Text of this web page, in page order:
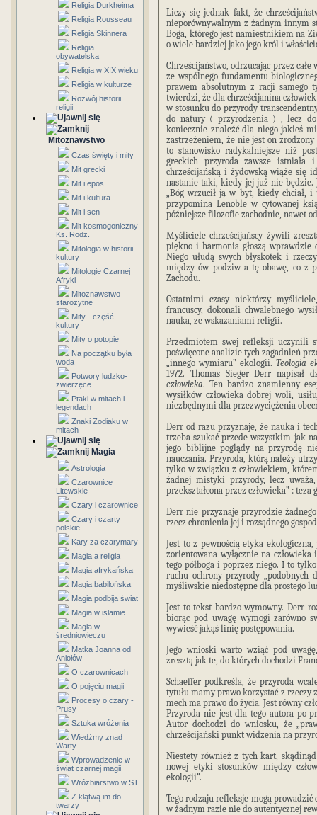
Religia Durkheima
Religia Rousseau
Religia Skinnera
Religia
obywatelska
Religia w XIX wieku
Religia w kulturze
Rozwój historii
religii
Mitoznawstwo
Czas święty i mity
Mit grecki
Mit i epos
Mit i kultura
Mit i sen
Mit kosmogoniczny
Ks. Rodz.
Mitologia w historii
kultury
Mitologie Czarnej
Afryki
Mitoznawstwo
starożytne
Mity - część
kultury
Mity o potopie
Na początku była
woda
Potwory ludzko-
zwierzęce
Ptaki w mitach i
legendach
Znaki Zodiaku w
mitach
Magia
Astrologia
Czarownice
Litewskie
Czary i czarownice
Czary i czarty
polskie
Kary za czarymary
Magia a religia
Magia afrykańska
Magia babilońska
Magia podbija świat
Magia w islamie
Magia w
średniowieczu
Matka Joanna od
Aniołów
O czarownicach
O pojęciu magii
Procesy o czary -
Prusy
Sztuka wróżenia
Wiedźmy znad
Warty
Wprowadzenie w
świat czarnej magii
Wróżbiarstwo w ST
Z klątwą im do
twarzy
Liczy się jednak fakt, że
nieporównywalnym z żadnym innym
Boga, którego jest namiestnikiem na
o wiele bardziej jako jego król i
Chrześcijaństwo, odrzucając przez
ze wspólnego fundamentu
prawem absolutnym z racji samego
twierdzi, że dla chrześcijanina
w stosunku do przyrody
do natury ( przyrodzenia ) , lecz do
koniecznie znaleźć dla niego jakieś
zastrzeżeniem, że nie jest on
to stanowisko radykalniejsze niż
greckich przyroda zawsze
chrześcijańską i żydowską wiąże się
nastanie taki, kiedy jej już nie będzie.
„Bóg wrzucił ją w byt, kiedy chciał, i
przypomina Lenoble w cytowanej
późniejsze filozofie zachodnie, nawet
Myśliciele chrześcijańscy żywili
piękno i harmonia głoszą wprawdzie
Niego ułudą swych błyskotek i
między ów podziw a tę obawę, co z
Zachodu.
Ostatnimi czasy niektórzy
francuscy, dokonali chwalebnego
nauka, ze wskazaniami religii.
Przedmiotem swej refleksji uczynili
poświęcone analizie tych zagadnień
„innego wymiaru” ekologii. Teologia
1972. Thomas Sieger Derr napisał
człowieka. Ten bardzo znamienny
wysiłków człowieka dobrej woli,
niezbędnymi dla przezwyciężenia
Derr od razu przyznaje, że nauka i
trzeba szukać przede wszystkim jak
jego biblijne poglądy na przyrodę
nauczania. Przyroda, którą należy
tylko w związku z człowiekiem,
żadnej mistyki przyrody, lecz
przekształcona przez człowieka” : teza
Derr nie przyznaje przyrodzie
rzecz chronienia jej i rozsądnego
Jest to z pewnością etyka
zorientowana wyłącznie na
tego półboga i poprzez niego. I to
ruchu ochrony przyrody
myśliwskie niedostępne dla prostego
Jest to tekst bardzo wymowny. Derr
biorąc pod uwagę wymogi zarówno
wywieść jakąś linię postępowania.
Jego wnioski warto wziąć pod
zresztą jak te, do których dochodzi
Schaeffer podkreśla, że przyroda
tytułu mamy prawo korzystać z rzeczy
mech ma prawo do życia. Jest równy
Przyroda nie jest dla tego autora po
Autor dochodzi do wniosku, że
chrześcijański punkt widzenia na
Niestety również z tych kart,
nowej etyki stosunków między
ekologii”.
Tego rodzaju refleksje mogą
w żadnym razie nie do autentycznej